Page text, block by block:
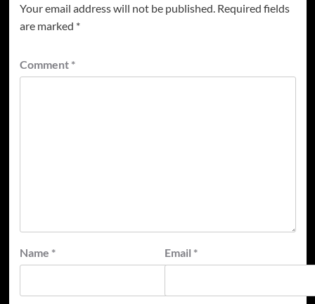
Your email address will not be published. Required fields
are marked *
Comment *
Name * Email *